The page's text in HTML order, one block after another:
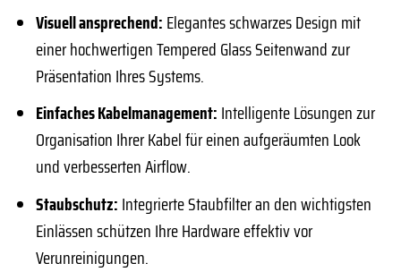
Visuell ansprechend: Elegantes schwarzes Design mit
einer hochwertigen Tempered Glass Seitenwand zur
Präsentation Ihres Systems.
Einfaches Kabelmanagement: Intelligente Lösungen zur
Organisation Ihrer Kabel für einen aufgeräumten Look
und verbesserten Airflow.
Staubschutz: Integrierte Staubfilter an den wichtigsten
Einlässen schützen Ihre Hardware effektiv vor
Verunreinigungen.